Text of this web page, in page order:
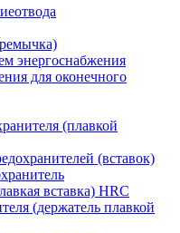
энергоснабжения
для оконечного
(плавкой
(вставок)
вставка) HRC
(держатель плавкой